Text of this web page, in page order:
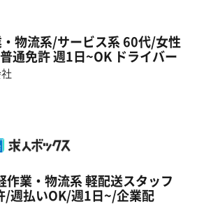
物流系/サービス系 60代/女性
通免許 週1日~OK ドライバー
作業・物流系 軽配送スタッフ
/週払いOK/週1日~/企業配